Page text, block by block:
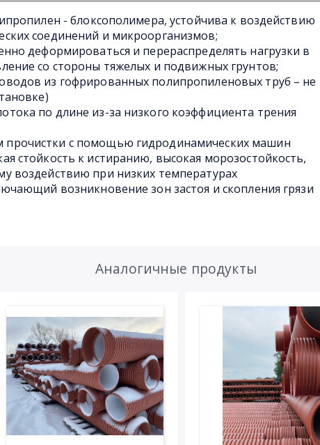
- блоксополимера, устойчива к воздействию
соединений и микроорганизмов;
деформироваться и перераспределять нагрузки в
со стороны тяжелых и подвижных грунтов;
из гофрированных полипропиленовых труб – не
по длине из-за низкого коэффициента трения
с помощью гидродинамических машин
стойкость к истиранию, высокая морозостойкость,
воздействию при низких температурах
возникновение зон застоя и скопления грязи
Аналогичные продукты